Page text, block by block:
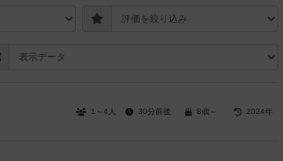
1～4人 30分前後 8歳～ 2024年